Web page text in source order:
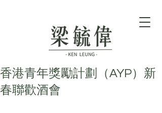
香港青年獎勵計劃（AYP）新
春聯歡酒會